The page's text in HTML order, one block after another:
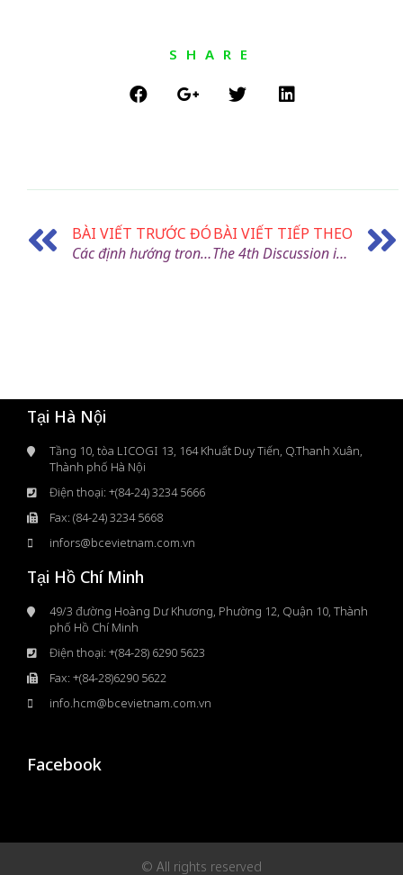
SHARE
BÀI VIẾT TRƯỚC ĐÓ
Các định hướng trong nghiên cứu SARS-CoV-2 và phát triển vaccine/thuốc điều trị COVID-19
BÀI VIẾT TIẾP THEO
The 4th Discussion in Science Updates (DSU) in Lung Cancer
Tại Hà Nội
Tầng 10, tòa LICOGI 13, 164 Khuất Duy Tiến, Q.Thanh Xuân,
Thành phố Hà Nội
Điện thoại: +(84-24) 3234 5666
Fax: (84-24) 3234 5668
infors@bcevietnam.com.vn
Tại Hồ Chí Minh
49/3 đường Hoàng Dư Khương, Phường 12, Quận 10, Thành
phố Hồ Chí Minh
Điện thoại: +(84-28) 6290 5623
Fax: +(84-28)6290 5622
info.hcm@bcevietnam.com.vn
Facebook
© All rights reserved